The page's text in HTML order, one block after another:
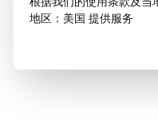
地区：美国 提供服务